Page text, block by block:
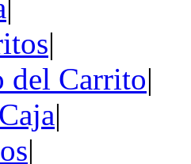
|
|
del Carrito|
|
|